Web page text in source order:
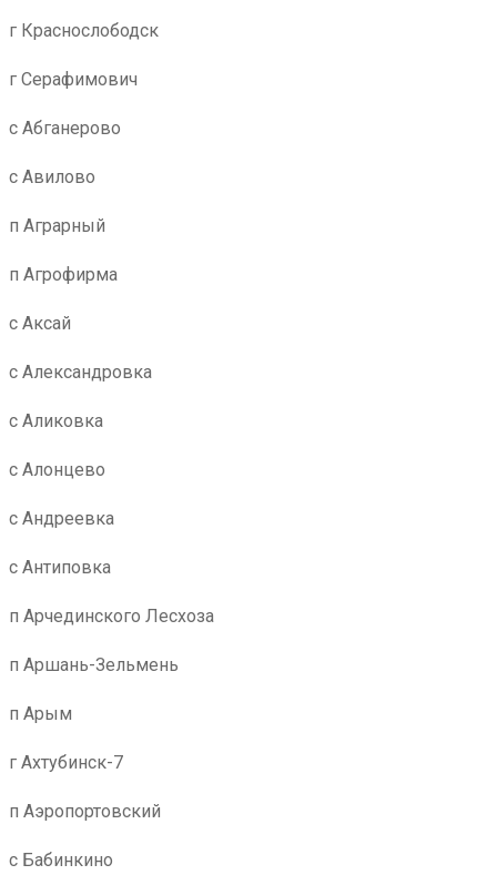
г Краснослободск
г Серафимович
с Абганерово
с Авилово
п Аграрный
п Агрофирма
с Аксай
с Александровка
с Аликовка
с Алонцево
с Андреевка
с Антиповка
п Арчединского Лесхоза
п Аршань-Зельмень
п Арым
г Ахтубинск-7
п Аэропортовский
с Бабинкино